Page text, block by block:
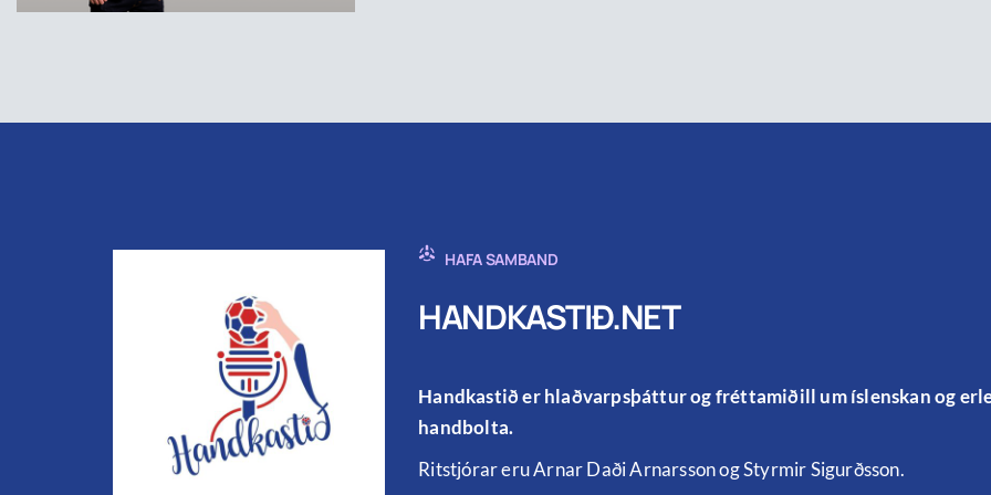
HAFA SAMBAND
HANDKASTIÐ.NET
Handkastið er hlaðvarpsþáttur og fréttamiðill um íslenskan og
handbolta.
Ritstjórar eru Arnar Daði Arnarsson og Styrmir Sigurðsson.